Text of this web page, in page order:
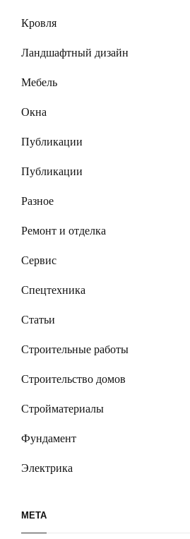
Кровля
Ландшафтный дизайн
Мебель
Окна
Публикации
Публикации
Разное
Ремонт и отделка
Сервис
Спецтехника
Статьи
Строительные работы
Строительство домов
Стройматериалы
Фундамент
Электрика
МЕТА